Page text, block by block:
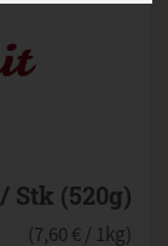
/ Stk (520g)
(7,60 € / 1kg)